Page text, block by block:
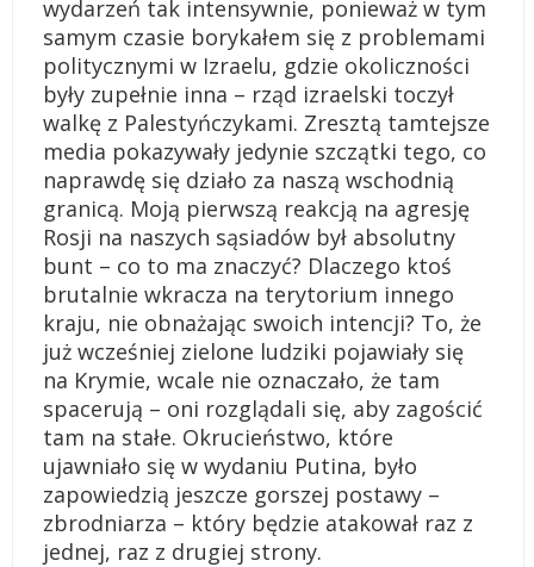
wydarzeń tak intensywnie, ponieważ w tym
samym czasie borykałem się z problemami
politycznymi w Izraelu, gdzie okoliczności
były zupełnie inna – rząd izraelski toczył
walkę z Palestyńczykami. Zresztą tamtejsze
media pokazywały jedynie szczątki tego, co
naprawdę się działo za naszą wschodnią
granicą. Moją pierwszą reakcją na agresję
Rosji na naszych sąsiadów był absolutny
bunt – co to ma znaczyć? Dlaczego ktoś
brutalnie wkracza na terytorium innego
kraju, nie obnażając swoich intencji? To, że
już wcześniej zielone ludziki pojawiały się
na Krymie, wcale nie oznaczało, że tam
spacerują – oni rozglądali się, aby zagościć
tam na stałe. Okrucieństwo, które
ujawniało się w wydaniu Putina, było
zapowiedzią jeszcze gorszej postawy –
zbrodniarza – który będzie atakował raz z
jednej, raz z drugiej strony.